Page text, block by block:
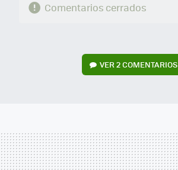
Comentarios cerrados
VER2 COMENTARIOS